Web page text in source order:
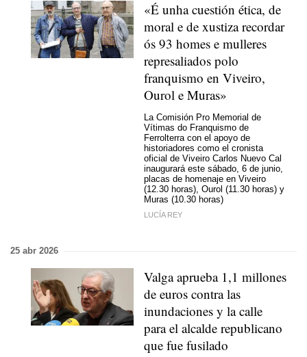
«É unha cuestión ética, de
moral e de xustiza recordar
ós 93 homes e mulleres
represaliados polo
franquismo en Viveiro,
Ourol e Muras»
La Comisión Pro Memorial de
Vítimas do Franquismo de
Ferrolterra con el apoyo de
historiadores como el cronista
oficial de Viveiro Carlos Nuevo Cal
inaugurará este sábado, 6 de junio,
placas de homenaje en Viveiro
(12.30 horas), Ourol (11.30 horas) y
Muras (10.30 horas)
LUCÍA REY
25 abr 2026
Valga aprueba 1,1 millones
de euros contra las
inundaciones y la calle
para el alcalde republicano
que fue fusilado